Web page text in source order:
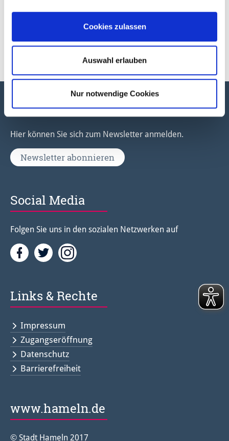
Cookies zulassen
Auswahl erlauben
Nur notwendige Cookies
Telefon: 05151/202-1631
E-Mail:
kulturstiftung@hameln.de
Newsletter
Hier können Sie sich zum Newsletter anmelden.
Newsletter abonnieren
Social Media
Folgen Sie uns in den sozialen Netzwerken auf
FacebookTwitter<
Links & Rechte
Impressum
Zugangseröffnung
Datenschutz
Barrierefreiheit
www.hameln.de
© Stadt Hameln 2017